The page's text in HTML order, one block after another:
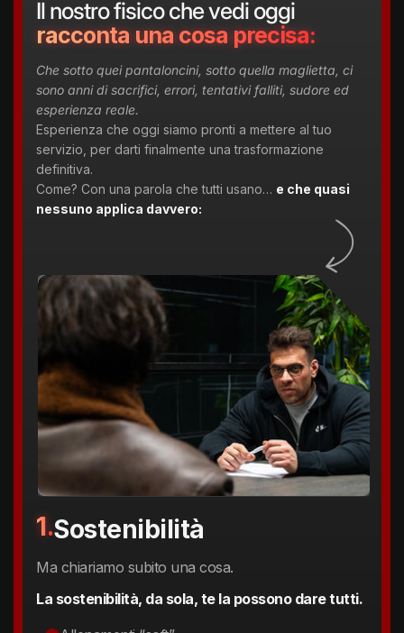
Il nostro fisico che vedi oggi
racconta una cosa precisa:
Che sotto quei pantaloncini, sotto quella maglietta, ci
sono anni di sacrifici, errori, tentativi falliti, sudore ed
esperienza reale.
Esperienza che oggi siamo pronti a mettere al tuo
servizio, per darti finalmente una trasformazione
definitiva.
Come? Con una parola che tutti usano… e che quasi
nessuno applica davvero:
1.Sostenibilità
Ma chiariamo subito una cosa.
La sostenibilità, da sola, te la possono dare tutti.